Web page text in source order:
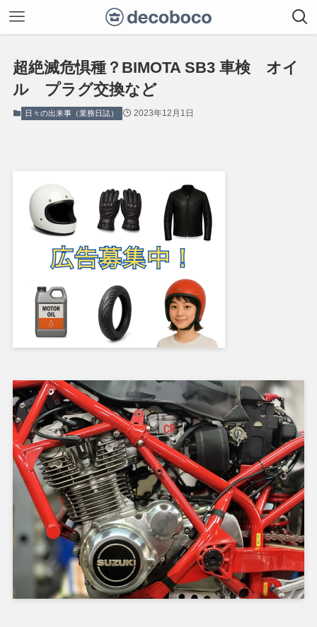
超絶滅危惧種？BIMOTA SB3 車検 オイ
ル プラグ交換など
日々の出来事（業務日誌） 2023年12月1日